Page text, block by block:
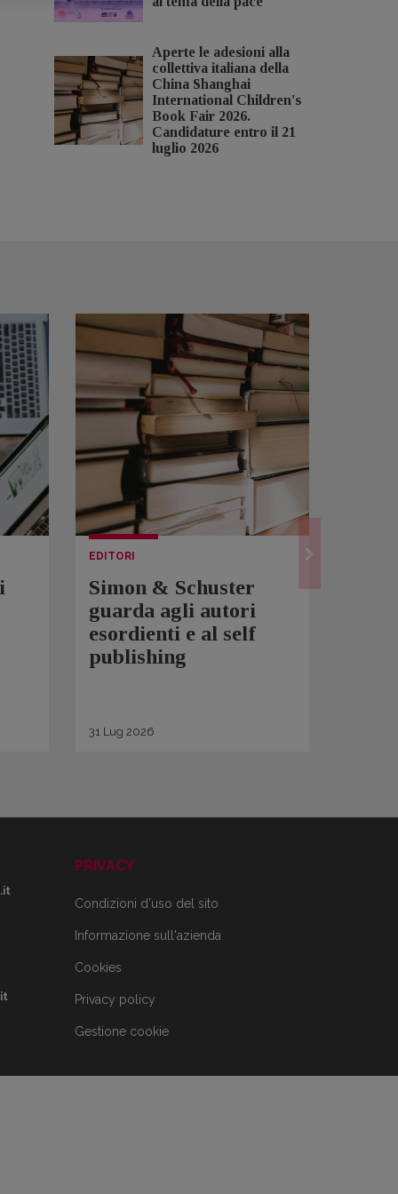
Aperte le adesioni alla
collettiva italiana della
China Shanghai
International Children's
Book Fair 2026.
Candidature entro il 21
luglio 2026
EDITORI
Simon & Schuster
guarda agli autori
esordienti e al self
publishing
31 Lug 2026
PRIVACY
Condizioni d'uso del sito
Informazione sull'azienda
Cookies
Privacy policy
Gestione cookie